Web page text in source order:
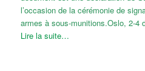
l’occasion de la cérémonie de
armes à sous-munitions.Oslo, 2-4
Lire la suite…